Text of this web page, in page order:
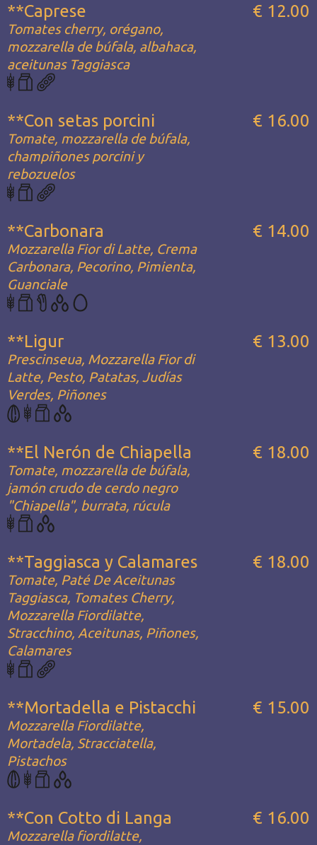
**Caprese
Tomates cherry, orégano,
mozzarella de búfala, albahaca,
aceitunas Taggiasca
€ 12.00
**Con setas porcini
Tomate, mozzarella de búfala,
champiñones porcini y
rebozuelos
€ 16.00
**Carbonara
Mozzarella Fior di Latte, Crema
Carbonara, Pecorino, Pimienta,
Guanciale
€ 14.00
**Ligur
Prescinseua, Mozzarella Fior di
Latte, Pesto, Patatas, Judías
Verdes, Piñones
€ 13.00
**El Nerón de Chiapella
Tomate, mozzarella de búfala,
jamón crudo de cerdo negro
"Chiapella", burrata, rúcula
€ 18.00
**Taggiasca y Calamares
Tomate, Paté De Aceitunas
Taggiasca, Tomates Cherry,
Mozzarella Fiordilatte,
Stracchino, Aceitunas, Piñones,
Calamares
€ 18.00
**Mortadella e Pistacchi
Mozzarella Fiordilatte,
Mortadela, Stracciatella,
Pistachos
€ 15.00
**Con Cotto di Langa
Mozzarella fiordilatte,
€ 16.00